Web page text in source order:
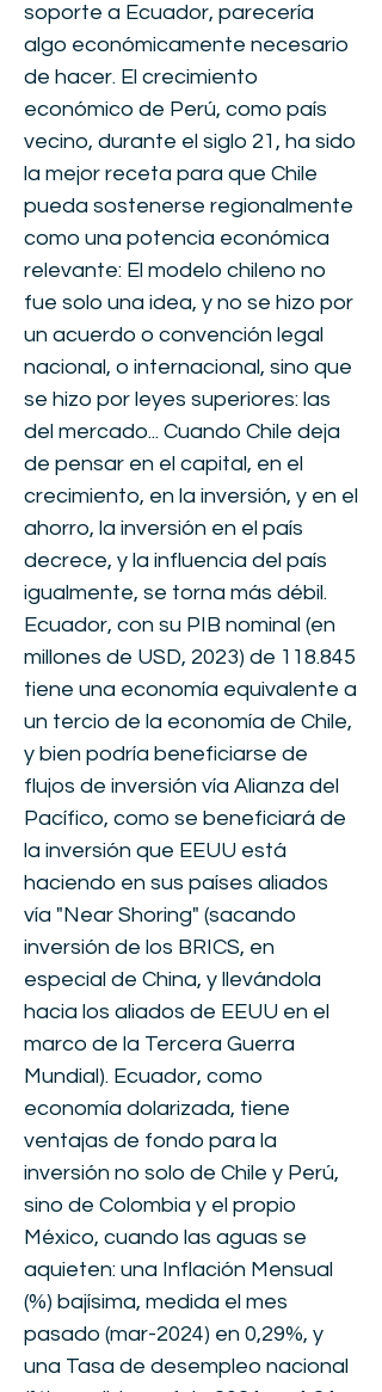
soporte a Ecuador, parecería
algo económicamente necesario
de hacer. El crecimiento
económico de Perú, como país
vecino, durante el siglo 21, ha sido
la mejor receta para que Chile
pueda sostenerse regionalmente
como una potencia económica
relevante: El modelo chileno no
fue solo una idea, y no se hizo por
un acuerdo o convención legal
nacional, o internacional, sino que
se hizo por leyes superiores: las
del mercado... Cuando Chile deja
de pensar en el capital, en el
crecimiento, en la inversión, y en el
ahorro, la inversión en el país
decrece, y la influencia del país
igualmente, se torna más débil.
Ecuador, con su PIB nominal (en
millones de USD, 2023) de 118.845
tiene una economía equivalente a
un tercio de la economía de Chile,
y bien podría beneficiarse de
flujos de inversión vía Alianza del
Pacífico, como se beneficiará de
la inversión que EEUU está
haciendo en sus países aliados
vía "Near Shoring" (sacando
inversión de los BRICS, en
especial de China, y llevándola
hacia los aliados de EEUU en el
marco de la Tercera Guerra
Mundial). Ecuador, como
economía dolarizada, tiene
ventajas de fondo para la
inversión no solo de Chile y Perú,
sino de Colombia y el propio
México, cuando las aguas se
aquieten: una Inflación Mensual
(%) bajísima, medida el mes
pasado (mar-2024) en 0,29%, y
una Tasa de desempleo nacional